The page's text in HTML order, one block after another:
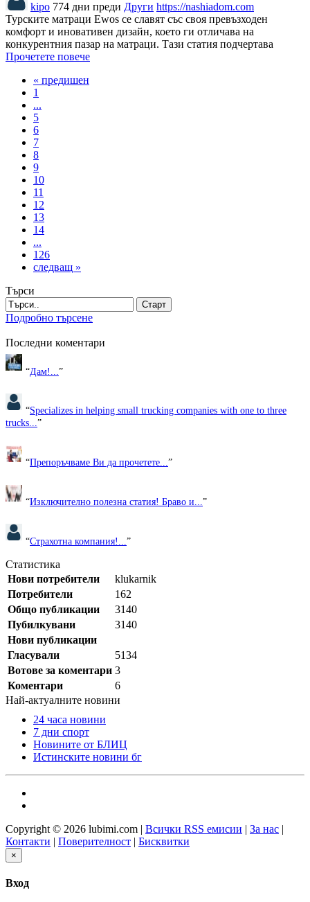
kipo 774 дни преди Други https://nashiadom.com
Турските матраци Ewos се славят със своя превъзходен
комфорт и иновативен дизайн, което ги отличава на
конкурентния пазар на матраци. Тази статия подчертава
Прочетете повече
« предишен
1
...
5
6
7
8
9
10
11
12
13
14
...
126
следващ »
Търси
Старт
Подробно търсене
Последни коментари
“Дам!... ”
“Specializes in helping small trucking companies with one to three
trucks...”
“Препоръчваме Ви да прочетете...”
“Изключително полезна статия! Браво и... ”
“Страхотна компания!... ”
Статистика
Нови потребители
klukarnik
Потребители
162
Общо публикации
3140
Пубилкувани
3140
Нови публикации
Гласували
5134
Вотове за коментари 3
Коментари
6
Най-актуалните новини
24 часа новини
7 дни спорт
Новините от БЛИЦ
Истинските новини бг
Copyright © 2026 lubimi.com | Всички RSS емисии | За нас |
Контакти | Поверителност | Бисквитки
×
Вход